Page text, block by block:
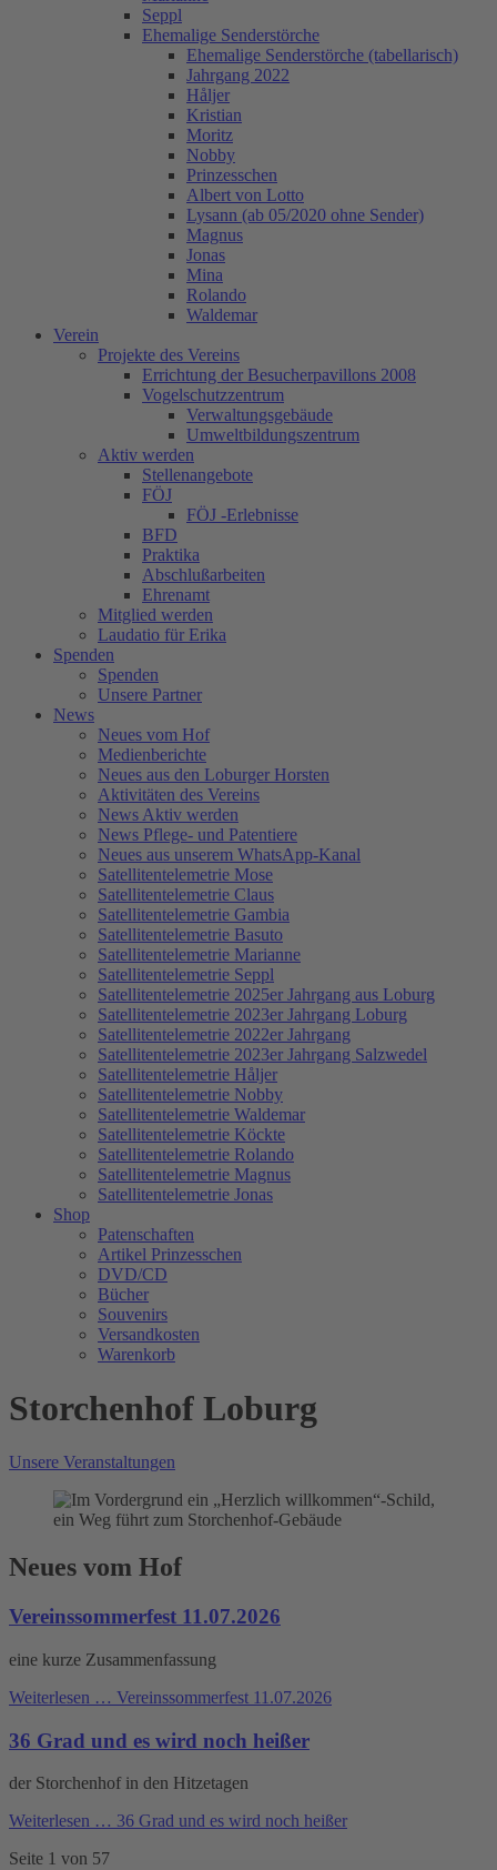
Seppl
Ehemalige Senderstörche
Ehemalige Senderstörche (tabellarisch)
Jahrgang 2022
Håljer
Kristian
Moritz
Nobby
Prinzesschen
Albert von Lotto
Lysann (ab 05/2020 ohne Sender)
Magnus
Jonas
Mina
Rolando
Waldemar
Verein
Projekte des Vereins
Errichtung der Besucherpavillons 2008
Vogelschutzzentrum
Verwaltungsgebäude
Umweltbildungszentrum
Aktiv werden
Stellenangebote
FÖJ
FÖJ -Erlebnisse
BFD
Praktika
Abschlußarbeiten
Ehrenamt
Mitglied werden
Laudatio für Erika
Spenden
Spenden
Unsere Partner
News
Neues vom Hof
Medienberichte
Neues aus den Loburger Horsten
Aktivitäten des Vereins
News Aktiv werden
News Pflege- und Patentiere
Neues aus unserem WhatsApp-Kanal
Satellitentelemetrie Mose
Satellitentelemetrie Claus
Satellitentelemetrie Gambia
Satellitentelemetrie Basuto
Satellitentelemetrie Marianne
Satellitentelemetrie Seppl
Satellitentelemetrie 2025er Jahrgang aus Loburg
Satellitentelemetrie 2023er Jahrgang Loburg
Satellitentelemetrie 2022er Jahrgang
Satellitentelemetrie 2023er Jahrgang Salzwedel
Satellitentelemetrie Håljer
Satellitentelemetrie Nobby
Satellitentelemetrie Waldemar
Satellitentelemetrie Köckte
Satellitentelemetrie Rolando
Satellitentelemetrie Magnus
Satellitentelemetrie Jonas
Shop
Patenschaften
Artikel Prinzesschen
DVD/CD
Bücher
Souvenirs
Versandkosten
Warenkorb
Storchenhof Loburg
Unsere Veranstaltungen
Neues vom Hof
Vereinssommerfest 11.07.2026
eine kurze Zusammenfassung
Weiterlesen … Vereinssommerfest 11.07.2026
36 Grad und es wird noch heißer
der Storchenhof in den Hitzetagen
Weiterlesen … 36 Grad und es wird noch heißer
Seite 1 von 57